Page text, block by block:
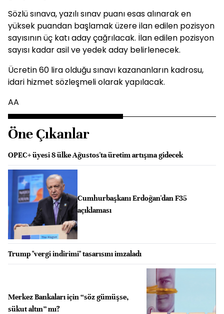
Sözlü sınava, yazılı sınav puanı esas alınarak en
yüksek puandan başlamak üzere ilan edilen pozisyon
sayısının üç katı aday çağrılacak. İlan edilen pozisyon
sayısı kadar asil ve yedek aday belirlenecek.
Ücretin 60 lira olduğu sınavı kazananların kadrosu,
idari hizmet sözleşmeli olarak yapılacak.
AA
Öne Çıkanlar
OPEC+ üyesi 8 ülke Ağustos'ta üretim artışına gidecek
Cumhurbaşkanı Erdoğan'dan F35
açıklaması
Trump "vergi indirimi" tasarısını imzaladı
Merkez Bankaları için “söz gümüşse,
sükut altın” mı?